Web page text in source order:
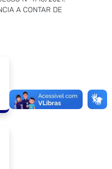
A CONTAR DE